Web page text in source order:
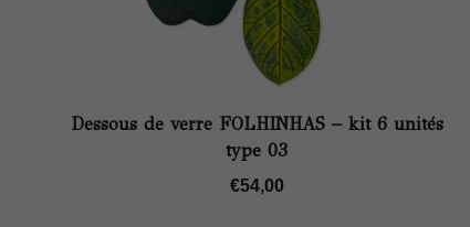
Dessous de verre FOLHINHAS – kit 6 unités
type 03
€54,00